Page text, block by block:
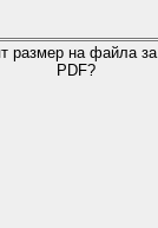
размер на файла
PDF?